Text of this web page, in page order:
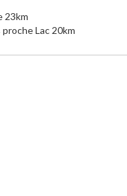
23km
Lac 20km